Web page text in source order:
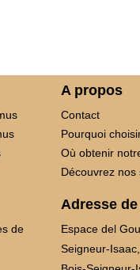
A propos
Contact
Pourquoi
Où obtenir
Découvrez nos
de
Adresse
Espace del
Seigneur-